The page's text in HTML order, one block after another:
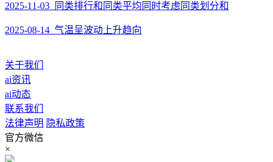
2025-11-03 同类排行和同类平均同时考虑同类划分和
2025-08-14 气温呈波动上升趋向
关于我们
ai资讯
ai动态
联系我们
法律声明 隐私政策
官方微信
×